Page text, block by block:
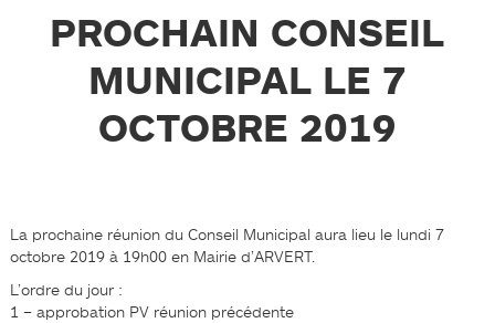
PROCHAIN CONSEIL
MUNICIPAL LE 7
OCTOBRE 2019
La prochaine réunion du Conseil Municipal aura lieu le lundi 7
octobre 2019 à 19h00 en Mairie d’ARVERT.
L’ordre du jour :
1 – approbation PV réunion précédente